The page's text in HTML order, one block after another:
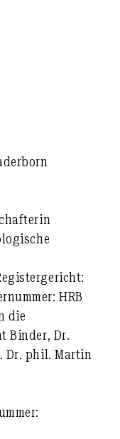
HRB
die
Binder, Dr.
Dr. phil. Martin